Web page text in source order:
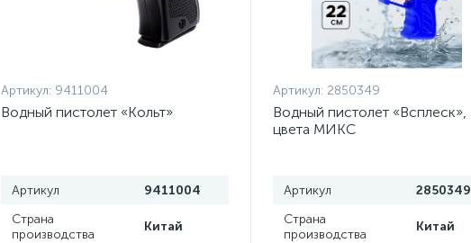
Артикул: 9411004
Водный пистолет «Кольт»
Артикул
9411004
Страна
производства
Китай
Артикул: 2850349
Водный пистолет «Всплеск»,
цвета МИКС
Артикул
2850349
Страна
производства
Китай